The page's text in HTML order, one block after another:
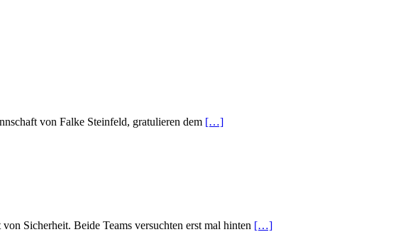
von Falke Steinfeld, gratulieren dem […]
Sicherheit. Beide Teams versuchten erst mal hinten […]